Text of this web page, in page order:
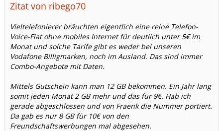
Zitat von ribego70
Vieltelefonierer bräuchten eigentlich eine reine Telefon-
Voice-Flat ohne mobiles Internet für deutlich unter 5€ im
Monat und solche Tarife gibt es weder bei unseren
Vodafone Billigmarken, noch im Ausland. Das sind immer
Combo-Angebote mit Daten.
Mittels Gutschein kann man 12 GB bekommen. Ein Jahr lang
somit jeden Monat 2 GB mehr und das für 9€. Hab ich
gerade abgeschlossen und von Fraenk die Nummer portiert.
Da gab es nur 8 GB für 10€ von den
Freundschaftswerbungen mal abgesehen.